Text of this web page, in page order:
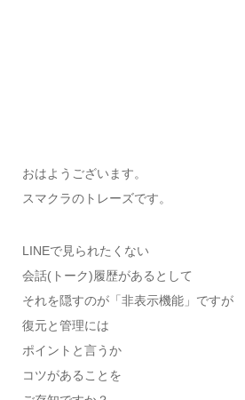
おはようございます。
スマクラのトレーズです。
LINEで見られたくない
会話(トーク)履歴があるとして
それを隠すのが「非表示機能」ですが
復元と管理には
ポイントと言うか
コツがあることを